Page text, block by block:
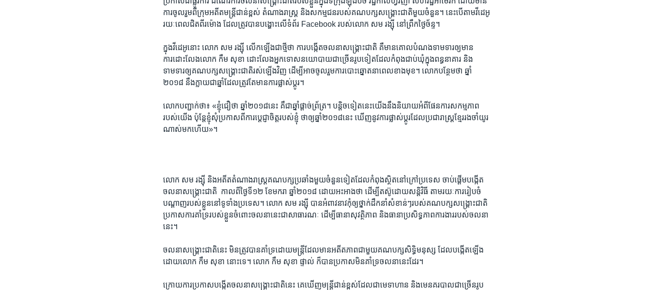
ការ​ចូលរួម​ពី​ក្រុម​អតីតមន្រ្តី​ជាន់​ខ្ពស់ តំណាងរាស្ត្រ និង​សកម្មជន​របស់​គណបក្សសង្គ្រោះ​ជាតិ​មួយ​ចំនួន។ នេះ​បើ​តាម​វីដេអូ​
រយៈពេល​ជិត​ពីរ​ម៉ោង ​ដែល​ត្រូវ​បាន​បង្ហោះលើ​ទំព័រ​ Facebook របស់​លោក សម រង្ស៊ី ​នៅ​ព្រឹក​ថ្ងៃ​ច័ន្ទ។
ក្នុង​វីដេអូ​នោះ លោក សម រង្ស៊ី លើកឡើង​ជា​ថ្មី​ថា ការ​បង្កើត​ចលនា​សង្គ្រោះជាតិ គឺ​មាន​គោលបំណង​ទាមទារ​ឲ្យ​មាន
ការដោះ​លែង​លោក កឹម សុខា ​ដោះលែង​អ្នកទោស​នយោបាយ​ជាច្រើន​រូប​ទៀត​ដែល​កំពុង​ជាប់​ឃុំ​ក្នុង​ពន្ធនាគារ និង
ទាមទារ​ឲ្យ​គណបក្ស​សង្គ្រោះ​ជាតិ​រស់​ឡើង​វិញ ​ដើម្បី​អាច​ចូលរួម​ការ​បោះឆ្នោត​នា​ពេល​ខាងមុខ។ លោក​បន្ថែម​ថា ​ឆ្នាំ​
២០១៨ នឹង​ក្លាយ​ជា​ឆ្នាំ​ដែល​ត្រូវ​តែ​មាន​ការ​ផ្លាស់​ប្តូរ។
លោក​បញ្ជាក់​ថា៖ «ខ្ញុំ​ជឿ​ថា ឆ្នាំ​២០១៨​នេះ គឺជា​ឆ្នាំ​ផ្តាច់ព្រ័ត្រ។ បន្តិច​ទៀត​នេះ​យើង​នឹង​និយាយ​អំពី​ផែនការសកម្មភាព​
របស់​យើង ប៉ុន្តែ​ខ្ញុំ​សុំ​ប្រកាស​ពី​ការ​ប្តេជ្ញា​ចិត្ត​របស់​ខ្ញុំ​ ថា​ឲ្យឆ្នាំ​២០១៨​នេះ ឃើញ​នូវ​ការ​ផ្លាស់ប្តូរ​ដែល​ប្រជារាស្រ្ត​ខ្មែរ​រង​ចាំ​យូរ​
ណាស់​មក​ហើយ»។
លោក​ សម រង្ស៊ី​ និង​អតីត​តំណាងរាស្រ្ត​គណបក្ស​ប្រឆាំង​មួយ​ចំនួន​ទៀត​ដែល​កំពុងស្ថិត​នៅ​ក្រៅ​ប្រទេស​ ចាប់​ផ្តើម​បង្កើត​
ចលនា​សង្រ្គោះ​ជាតិ​ ​ កាល​ពី​ថ្ងៃ​ទី​១២ ខែ​មករា ឆ្នាំ​២០១៨ ដោយ​អះអាង​ថា ដើម្បី​តស៊ូ​ដោយ​សន្តិវិធី​ តាមរយៈ​ការ​រៀបចំ​
បណ្តាញ​របស់​ខ្លួន​នៅ​ទូទាំង​ប្រទេស។ លោក សម រង្ស៊ី បាន​អំពាវនាវ​កុំ​ឲ្យ​ថ្នាក់​ដឹកនាំ​សំខាន់ៗ​របស់​គណបក្ស​សង្រ្គោះជាតិ​ ​
​ប្រកាស​ការ​គាំទ្រ​របស់​ខ្លួន​ចំពោះ​ចលនា​នេះ​ជា​សាធារណៈ​ ​ដើម្បី​ធានា​សុវត្ថិភាព​ ​និង​ធានា​ប្រសិទ្ធភាព​ការងារ​របស់​ចលនា​
នេះ។
ចលនា​សង្រ្គោះជាតិ​នេះ មិន​ត្រូវ​បាន​គាំទ្រ​ដោយ​មន្រ្តី​ដែល​មាន​អតីត​ភាព​ជាមួយ​គណបក្ស​សិទ្ធិ​មនុស្ស ដែល​បង្កើត​ឡើង​
ដោយ​លោក កឹម សុខា នោះ​ទេ។ លោក កឹម សុខា ផ្ទាល់ ក៏​បាន​ប្រកាស​មិន​គាំទ្រ​ចលនា​នេះ​ដែរ។
ក្រោយ​ការ​ប្រកាស​បង្កើត​ចលនា​សង្គ្រោះជាតិនេះ គេ​ឃើញមន្រ្តី​ជាន់ខ្ពស់​ដែល​ជា​មេ​ទាហាន និង​មេ​នគរបាលជាច្រើន​រូប